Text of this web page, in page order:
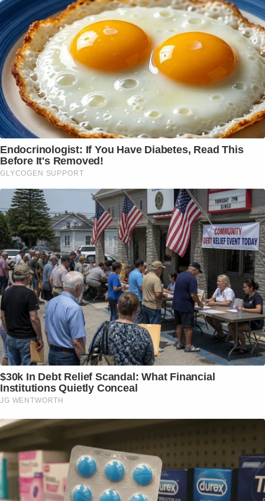
Endocrinologist: If You Have Diabetes, Read This
Before It's Removed!
GLYCOGEN SUPPORT
$30k In Debt Relief Scandal: What Financial
Institutions Quietly Conceal
JG WENTWORTH